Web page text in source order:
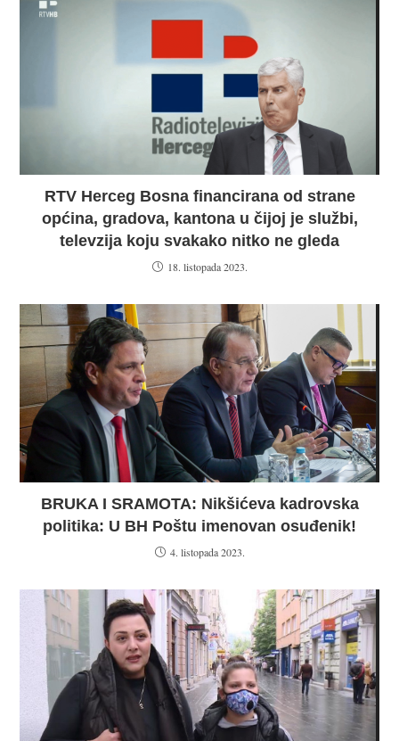
RTV Herceg Bosna financirana od strane
općina, gradova, kantona u čijoj je službi,
televzija koju svakako nitko ne gleda
18. listopada 2023.
BRUKA I SRAMOTA: Nikšićeva kadrovska
politika: U BH Poštu imenovan osuđenik!
4. listopada 2023.